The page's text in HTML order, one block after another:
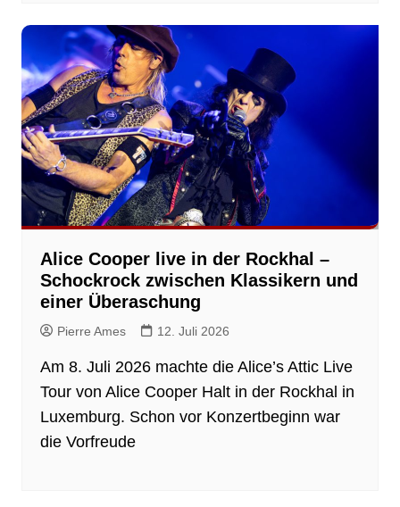
Alice Cooper live in der Rockhal –
Schockrock zwischen Klassikern und
einer Überaschung
Pierre Ames 12. Juli 2026
Am 8. Juli 2026 machte die Alice’s Attic Live
Tour von Alice Cooper Halt in der Rockhal in
Luxemburg. Schon vor Konzertbeginn war
die Vorfreude